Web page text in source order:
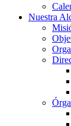
Nuestra